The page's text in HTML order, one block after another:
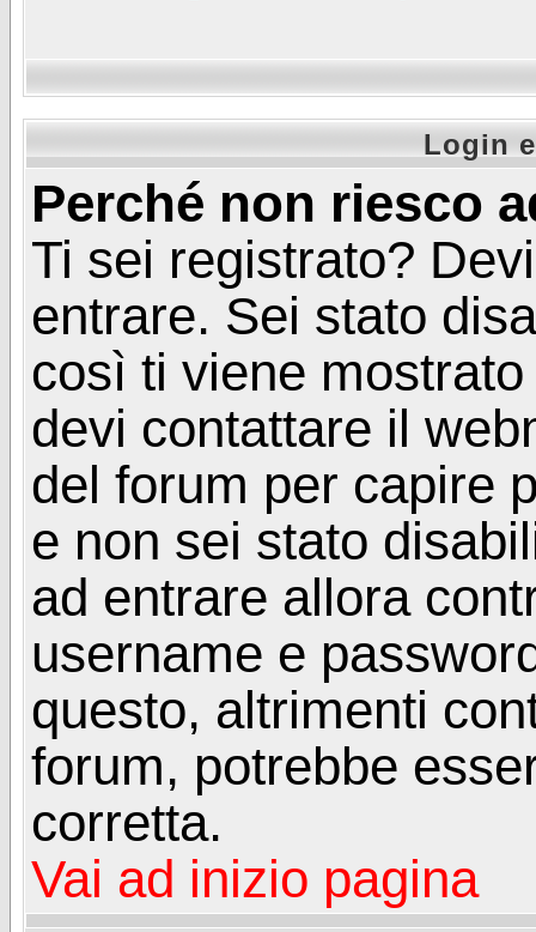
Login
Perché non riesco
Ti sei registrato?
entrare. Sei stato
così ti viene
devi contattare il
del forum per capire
e non sei stato
ad entrare allora
username e
questo, altrimenti
forum, potrebbe
corretta.
Vai ad inizio pagina